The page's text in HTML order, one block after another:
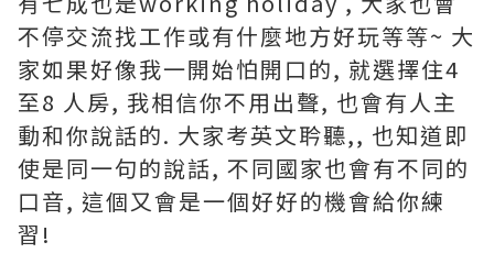
不停交流找工作或有什麼地方好玩等等~ 大
家如果好像我一開始怕開口的, 就選擇住4
至8 人房, 我相信你不用出聲, 也會有人主
動和你說話的. 大家考英文耹聽,, 也知道即
使是同一句的說話, 不同國家也會有不同的
口音, 這個又會是一個好好的機會給你練
習!